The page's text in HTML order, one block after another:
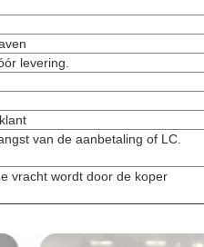
levering.
van de aanbetaling of LC.
vracht wordt door de koper